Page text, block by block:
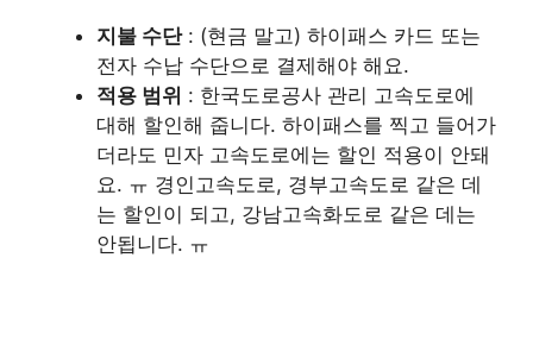
지불 수단: (현금 말고) 하이패스 카드 또는
전자 수납 수단으로 결제해야 해요.
적용 범위 : 한국도로공사 관리 고속도로에
대해 할인해 줍니다. 하이패스를 찍고 들어가
더라도 민자 고속도로에는 할인 적용이 안돼
요. ㅠ 경인고속도로, 경부고속도로 같은 데
는 할인이 되고, 강남고속화도로 같은 데는
안됩니다. ㅠ